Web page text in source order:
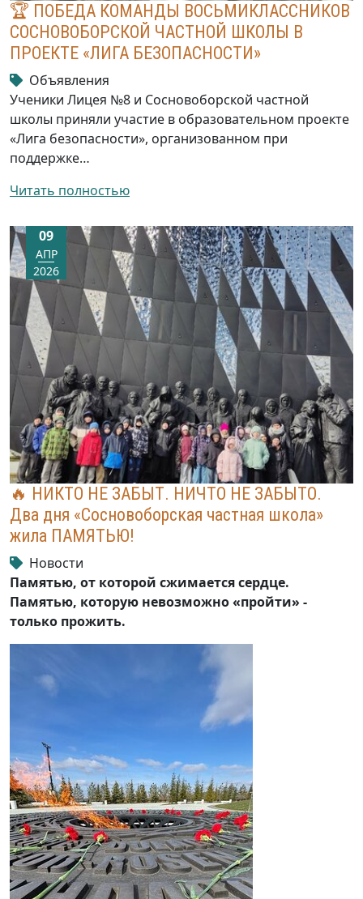
🏆 ПОБЕДА КОМАНДЫ ВОСЬМИКЛАССНИКОВ
СОСНОВОБОРСКОЙ ЧАСТНОЙ ШКОЛЫ В
ПРОЕКТЕ «ЛИГА БЕЗОПАСНОСТИ»
Объявления
Ученики Лицея №8 и Сосновоборской частной
школы приняли участие в образовательном проекте
«Лига безопасности», организованном при
поддержке…
Читать полностью
🔥 НИКТО НЕ ЗАБЫТ. НИЧТО НЕ ЗАБЫТО.
Два дня «Сосновоборская частная школа»
жила ПАМЯТЬЮ!
09
АПР
2026
Новости
Памятью, от которой сжимается сердце.
Памятью, которую невозможно «пройти» -
только прожить.